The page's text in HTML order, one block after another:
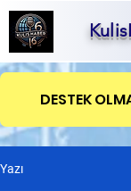
DESTEK
Yazı